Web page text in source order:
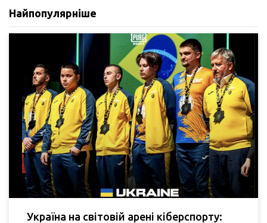
Найпопулярніше
Україна на світовій арені кіберспорту: